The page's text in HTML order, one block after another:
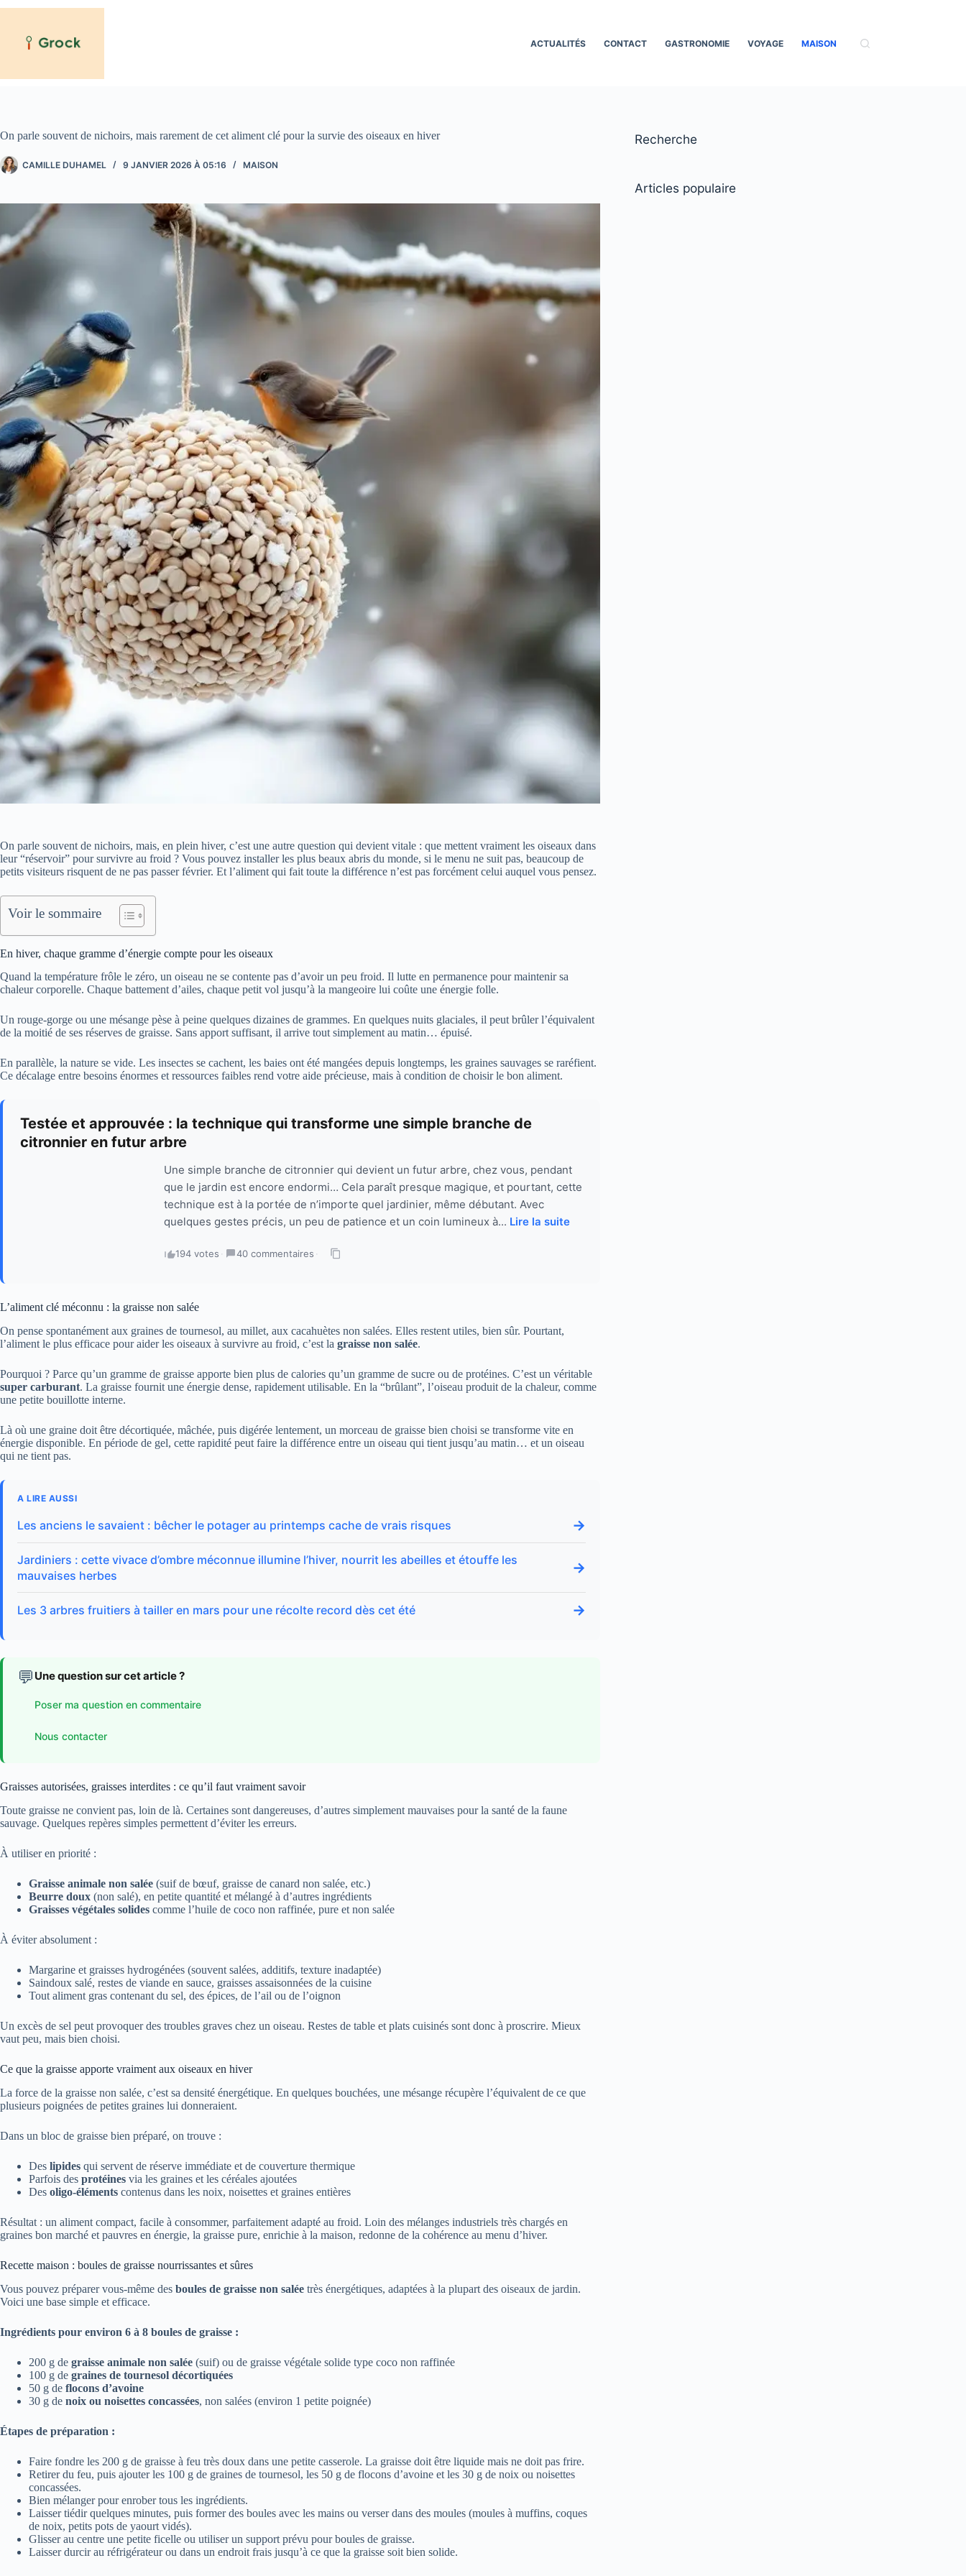
Passer
ACTUALITÉS CONTACT GASTRONOMIE VOYAGE MAISON
On parle souvent de nichoirs, mais rarement de cet aliment clé pour la survie des oiseaux en hiver
CAMILLE DUHAMEL 9 JANVIER 2026 À 05:16 MAISON
On parle souvent de nichoirs, mais, en plein hiver, c’est une autre question qui devient vitale : que mettent vraiment les oiseaux dans
leur “réservoir” pour survivre au froid ? Vous pouvez installer les plus beaux abris du monde, si le menu ne suit pas, beaucoup de
petits visiteurs risquent de ne pas passer février. Et l’aliment qui fait toute la différence n’est pas forcément celui auquel vous pensez.
Voir le sommaire
En hiver, chaque gramme d’énergie compte pour les oiseaux
Quand la température frôle le zéro, un oiseau ne se contente pas d’avoir un peu froid. Il lutte en permanence pour maintenir sa
chaleur corporelle. Chaque battement d’ailes, chaque petit vol jusqu’à la mangeoire lui coûte une énergie folle.
Un rouge-gorge ou une mésange pèse à peine quelques dizaines de grammes. En quelques nuits glaciales, il peut brûler l’équivalent
de la moitié de ses réserves de graisse. Sans apport suffisant, il arrive tout simplement au matin… épuisé.
En parallèle, la nature se vide. Les insectes se cachent, les baies ont été mangées depuis longtemps, les graines sauvages se raréfient.
Ce décalage entre besoins énormes et ressources faibles rend votre aide précieuse, mais à condition de choisir le bon aliment.
Testée et approuvée : la technique qui transforme une simple branche de
citronnier en futur arbre
Une simple branche de citronnier qui devient un futur arbre, chez vous, pendant
que le jardin est encore endormi… Cela paraît presque magique, et pourtant, cette
technique est à la portée de n’importe quel jardinier, même débutant. Avec
quelques gestes précis, un peu de patience et un coin lumineux à... Lire la suite
194 votes · 40 commentaires ·
L’aliment clé méconnu : la graisse non salée
On pense spontanément aux graines de tournesol, au millet, aux cacahuètes non salées. Elles restent utiles, bien sûr. Pourtant,
l’aliment le plus efficace pour aider les oiseaux à survivre au froid, c’est la graisse non salée.
Pourquoi ? Parce qu’un gramme de graisse apporte bien plus de calories qu’un gramme de sucre ou de protéines. C’est un véritable
super carburant. La graisse fournit une énergie dense, rapidement utilisable. En la “brûlant”, l’oiseau produit de la chaleur, comme
une petite bouillotte interne.
Là où une graine doit être décortiquée, mâchée, puis digérée lentement, un morceau de graisse bien choisi se transforme vite en
énergie disponible. En période de gel, cette rapidité peut faire la différence entre un oiseau qui tient jusqu’au matin… et un oiseau
qui ne tient pas.
A LIRE AUSSI
Les anciens le savaient : bêcher le potager au printemps cache de vrais risques →
Jardiniers : cette vivace d’ombre méconnue illumine l’hiver, nourrit les abeilles et étouffe les
mauvaises herbes
→
Les 3 arbres fruitiers à tailler en mars pour une récolte record dès cet été →
💬 Une question sur cet article ?
Poser ma question en commentaire
Nous contacter
Graisses autorisées, graisses interdites : ce qu’il faut vraiment savoir
Toute graisse ne convient pas, loin de là. Certaines sont dangereuses, d’autres simplement mauvaises pour la santé de la faune
sauvage. Quelques repères simples permettent d’éviter les erreurs.
À utiliser en priorité :
Graisse animale non salée (suif de bœuf, graisse de canard non salée, etc.)
Beurre doux (non salé), en petite quantité et mélangé à d’autres ingrédients
Graisses végétales solides comme l’huile de coco non raffinée, pure et non salée
À éviter absolument :
Margarine et graisses hydrogénées (souvent salées, additifs, texture inadaptée)
Saindoux salé, restes de viande en sauce, graisses assaisonnées de la cuisine
Tout aliment gras contenant du sel, des épices, de l’ail ou de l’oignon
Un excès de sel peut provoquer des troubles graves chez un oiseau. Restes de table et plats cuisinés sont donc à proscrire. Mieux
vaut peu, mais bien choisi.
Ce que la graisse apporte vraiment aux oiseaux en hiver
La force de la graisse non salée, c’est sa densité énergétique. En quelques bouchées, une mésange récupère l’équivalent de ce que
plusieurs poignées de petites graines lui donneraient.
Dans un bloc de graisse bien préparé, on trouve :
Des lipides qui servent de réserve immédiate et de couverture thermique
Parfois des protéines via les graines et les céréales ajoutées
Des oligo-éléments contenus dans les noix, noisettes et graines entières
Résultat : un aliment compact, facile à consommer, parfaitement adapté au froid. Loin des mélanges industriels très chargés en
graines bon marché et pauvres en énergie, la graisse pure, enrichie à la maison, redonne de la cohérence au menu d’hiver.
Recette maison : boules de graisse nourrissantes et sûres
Vous pouvez préparer vous-même des boules de graisse non salée très énergétiques, adaptées à la plupart des oiseaux de jardin.
Voici une base simple et efficace.
Ingrédients pour environ 6 à 8 boules de graisse :
200 g de graisse animale non salée (suif) ou de graisse végétale solide type coco non raffinée
100 g de graines de tournesol décortiquées
50 g de flocons d’avoine
30 g de noix ou noisettes concassées, non salées (environ 1 petite poignée)
Étapes de préparation :
Faire fondre les 200 g de graisse à feu très doux dans une petite casserole. La graisse doit être liquide mais ne doit pas frire.
Retirer du feu, puis ajouter les 100 g de graines de tournesol, les 50 g de flocons d’avoine et les 30 g de noix ou noisettes
concassées.
Bien mélanger pour enrober tous les ingrédients.
Laisser tiédir quelques minutes, puis former des boules avec les mains ou verser dans des moules (moules à muffins, coques
de noix, petits pots de yaourt vidés).
Glisser au centre une petite ficelle ou utiliser un support prévu pour boules de graisse.
Laisser durcir au réfrigérateur ou dans un endroit frais jusqu’à ce que la graisse soit bien solide.
Recherche
Articles populaire